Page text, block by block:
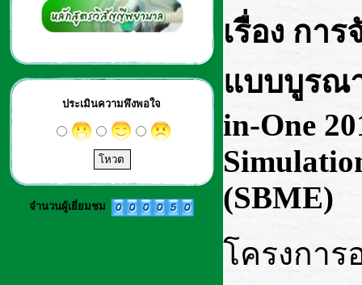
ประเมินความพึงพอใจ
จำนวนผู้เยี่ยมชม
เรื่อง กา
แบบบูรณ
in-One
(SBME)
โครงการ